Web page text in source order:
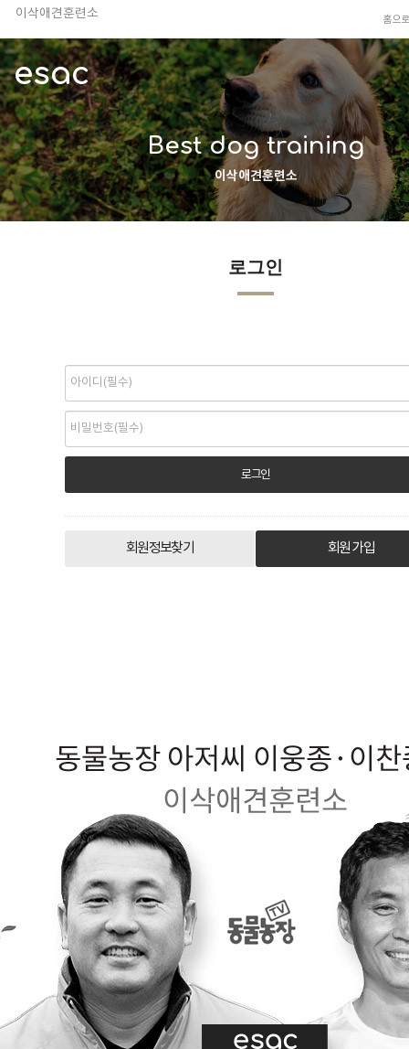
이삭애견훈련소
안전하고 행복한 펫티켓 선도!
경기도 화성시 봉담읍 위치
이찬종, 이웅종 소장 소개
홈으로
esac
Best dog training
이삭애견훈련소
로그인
회원정보찾기 회원 가입